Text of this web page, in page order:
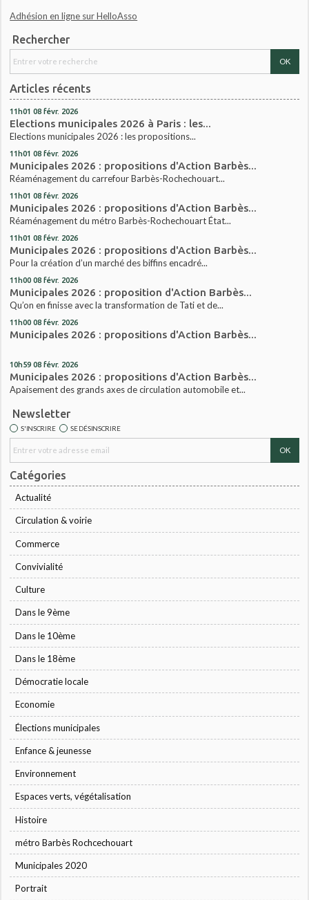
Adhésion en ligne sur HelloAsso
Rechercher
Articles récents
11h01 08 févr. 2026
Elections municipales 2026 à Paris : les...
Elections municipales 2026 : les propositions...
11h01 08 févr. 2026
Municipales 2026 : propositions d'Action Barbès...
Réaménagement du carrefour Barbès-Rochechouart...
11h01 08 févr. 2026
Municipales 2026 : propositions d'Action Barbès...
Réaménagement du métro Barbès-Rochechouart État...
11h01 08 févr. 2026
Municipales 2026 : propositions d'Action Barbès...
Pour la création d’un marché des biffins encadré...
11h00 08 févr. 2026
Municipales 2026 : proposition d'Action Barbès...
Qu’on en finisse avec la transformation de Tati et de...
11h00 08 févr. 2026
Municipales 2026 : propositions d'Action Barbès...
10h59 08 févr. 2026
Municipales 2026 : propositions d'Action Barbès...
Apaisement des grands axes de circulation automobile et...
Newsletter
S'INSCRIRE SE DÉSINSCRIRE
Catégories
Actualité
Circulation & voirie
Commerce
Convivialité
Culture
Dans le 9ème
Dans le 10ème
Dans le 18ème
Démocratie locale
Economie
Élections municipales
Enfance & jeunesse
Environnement
Espaces verts, végétalisation
Histoire
métro Barbès Rochcechouart
Municipales 2020
Portrait